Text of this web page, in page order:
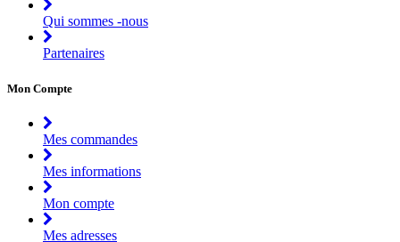
Qui sommes -nous
Partenaires
Mon Compte
Mes commandes
Mes informations
Mon compte
Mes adresses